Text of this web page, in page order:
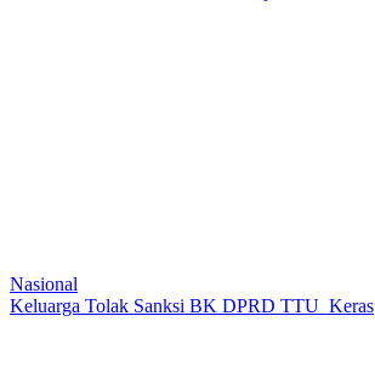
Nasional
Keluarga Tolak Sanksi BK DPRD TTU Keras